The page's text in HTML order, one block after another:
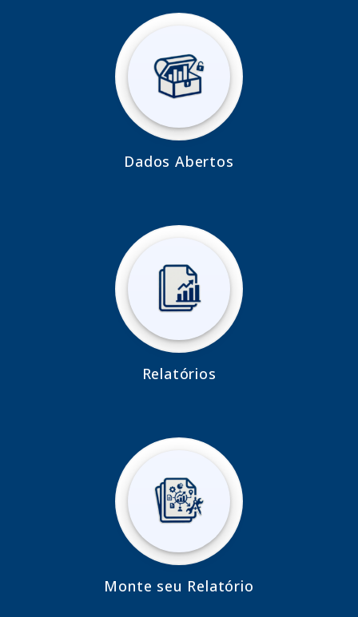
Dados Abertos
Relatórios
Monte seu Relatório